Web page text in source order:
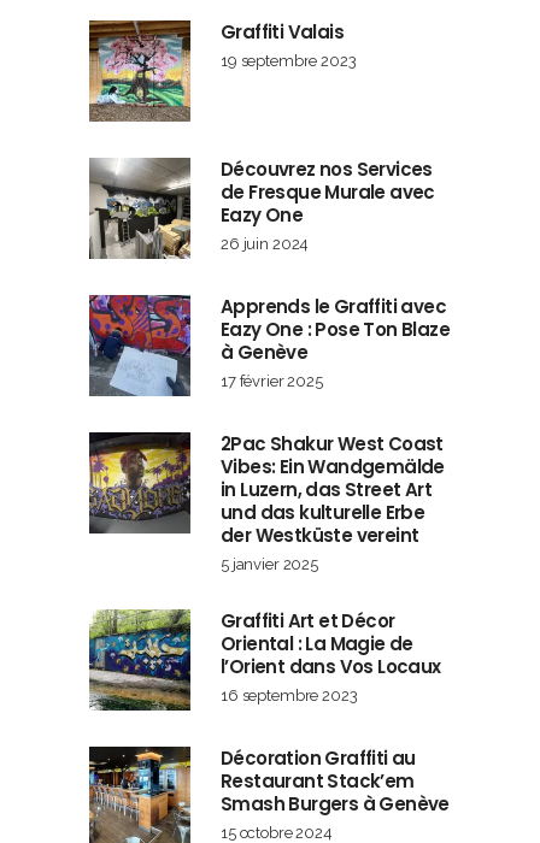
Graffiti Valais
19 septembre 2023
Découvrez nos Services
de Fresque Murale avec
Eazy One
26 juin 2024
Apprends le Graffiti avec
Eazy One : Pose Ton Blaze
à Genève
17 février 2025
2Pac Shakur West Coast
Vibes: Ein Wandgemälde
in Luzern, das Street Art
und das kulturelle Erbe
der Westküste vereint
5 janvier 2025
Graffiti Art et Décor
Oriental : La Magie de
l’Orient dans Vos Locaux
16 septembre 2023
Décoration Graffiti au
Restaurant Stack’em
Smash Burgers à Genève
15 octobre 2024